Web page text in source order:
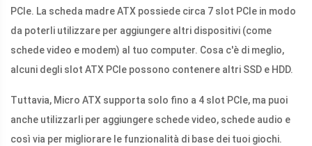
PCIe. La scheda madre ATX possiede circa 7 slot PCIe in modo
da poterli utilizzare per aggiungere altri dispositivi (come
schede video e modem) al tuo computer. Cosa c'è di meglio,
alcuni degli slot ATX PCIe possono contenere altri SSD e HDD.
Tuttavia, Micro ATX supporta solo fino a 4 slot PCIe, ma puoi
anche utilizzarli per aggiungere schede video, schede audio e
così via per migliorare le funzionalità di base dei tuoi giochi.